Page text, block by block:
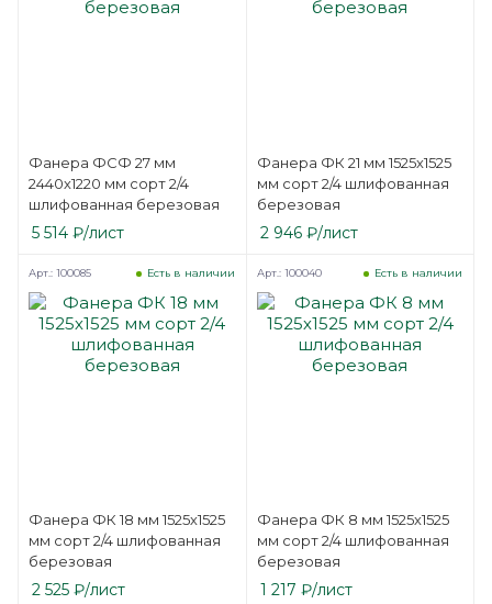
Фанера ФСФ 27 мм
2440х1220 мм сорт 2/4
шлифованная березовая
5 514 ₽/лист
Фанера ФК 21 мм 1525х1525
мм сорт 2/4 шлифованная
березовая
2 946₽/лист
Фанера ФК 18 мм 1525х1525
мм сорт 2/4 шлифованная
березовая
Есть в наличии
Арт.: 100085
2 525 ₽/лист
Фанера ФК 8 мм 1525х1525
мм сорт 2/4 шлифованная
березовая
Есть в наличии
Арт.: 100040
1 217 ₽/лист